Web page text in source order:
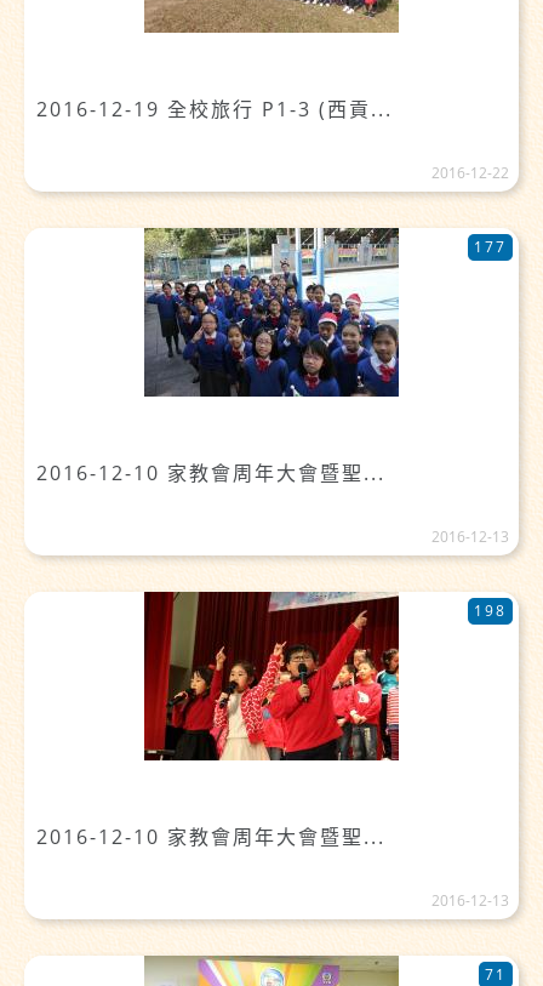
2016-12-19 全校旅行 P1-3 (西貢...
2016-12-22
2016-12-10 家教會周年大會暨聖...
177
2016-12-13
2016-12-10 家教會周年大會暨聖...
198
2016-12-13
71